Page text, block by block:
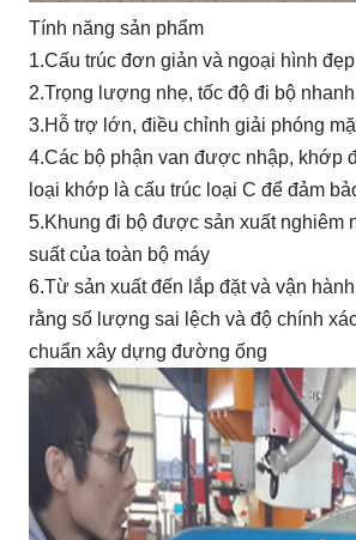
Tính năng sản phẩm
1.Cấu trúc đơn giản và ngoại hình đẹp
2.Trọng lượng nhẹ, tốc độ đi bộ
3.Hỗ trợ lớn, điều chỉnh giải phóng
4.Các bộ phận van được nhập, khớp
loại khớp là cấu trúc loại C để đảm
5.Khung đi bộ được sản xuất nghiêm
suất của toàn bộ máy
6.Từ sản xuất đến lắp đặt và vận
rằng số lượng sai lệch và độ chính
chuẩn xây dựng đường ống